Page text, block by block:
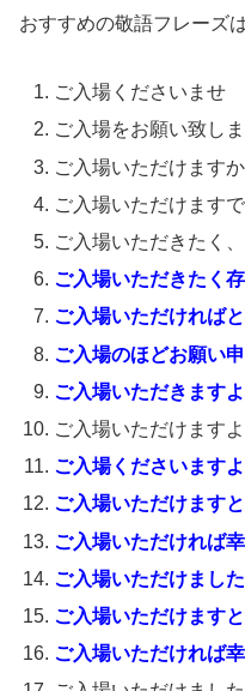
おすすめの敬語フレーズ
ご入場くださいませ
ご入場をお願い致し
ご入場いただけますか
ご入場いただけます
ご入場いただきたく
ご入場いただきたく
ご入場いただければ
ご入場のほどお願い
ご入場いただきます
ご入場いただけます
ご入場くださいます
ご入場いただけます
ご入場いただければ
ご入場いただけまし
ご入場いただけます
ご入場いただければ